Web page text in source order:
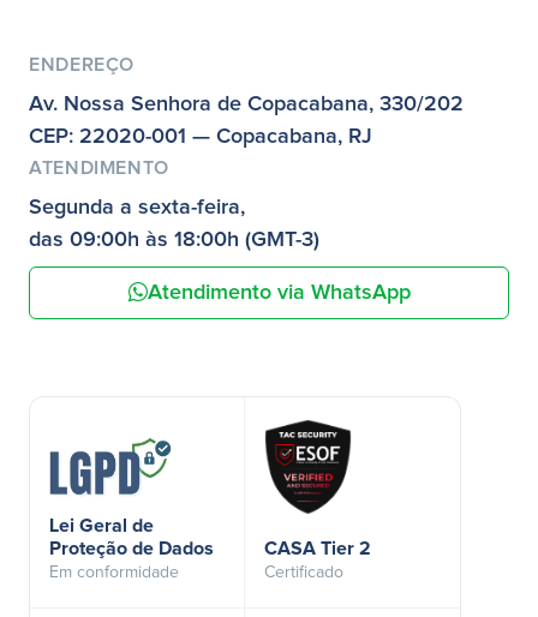
ENDEREÇO
Av. Nossa Senhora de Copacabana, 330/202
CEP: 22020-001 — Copacabana, RJ
ATENDIMENTO
Segunda a sexta-feira,
das 09:00h às 18:00h (GMT-3)
Atendimento via WhatsApp
Lei Geral de
Proteção de Dados
Em conformidade
CASA Tier 2
Certificado